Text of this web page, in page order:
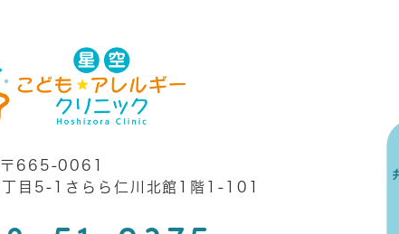
〒665-0061
丁目5-1さらら仁川北館1階1-101